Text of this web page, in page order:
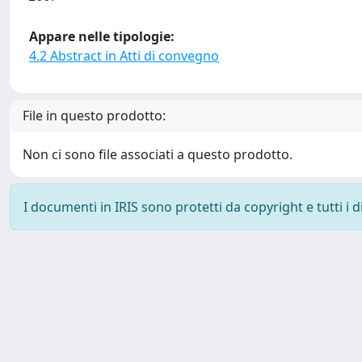
Appare nelle tipologie:
4.2 Abstract in Atti di convegno
File in questo prodotto:
Non ci sono file associati a questo prodotto.
I documenti in IRIS sono protetti da copyright e tutti i